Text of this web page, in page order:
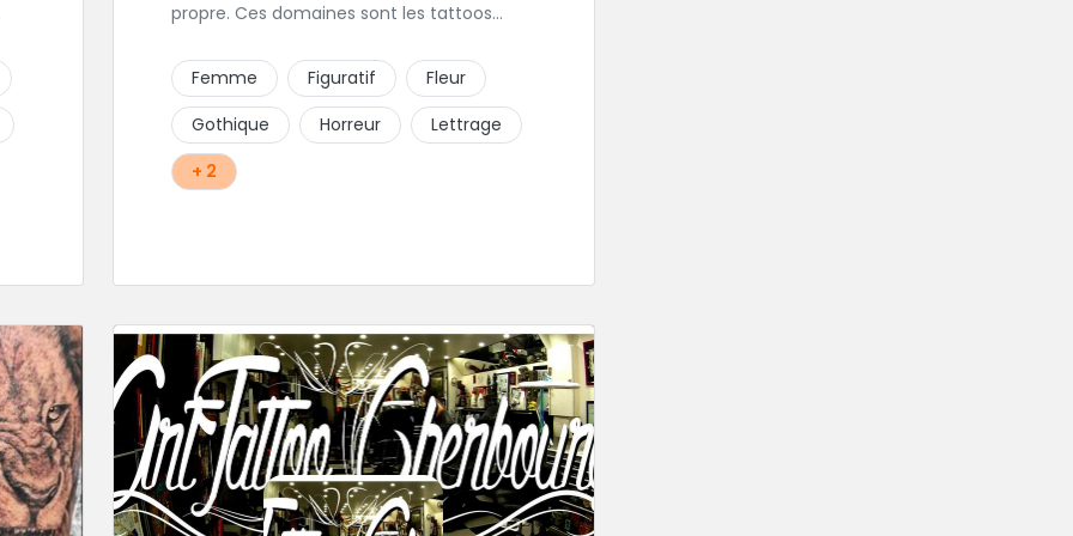
propre. Ces domaines sont les tattoos
portraits.
Femme Figuratif
Fleur
Gothique
Horreur
Lettrage
+ 2